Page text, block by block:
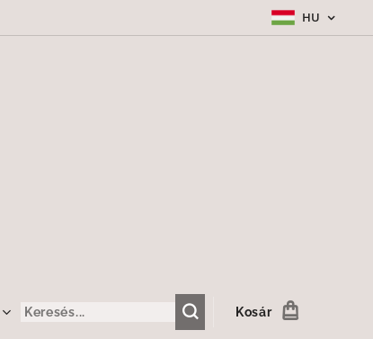
HU
Kosár